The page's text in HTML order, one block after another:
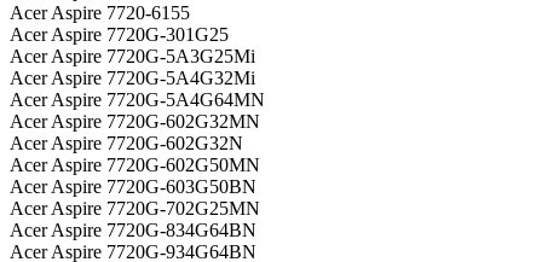
Acer Aspire 7720-6155
Acer Aspire 7720G-301G25
Acer Aspire 7720G-5A3G25Mi
Acer Aspire 7720G-5A4G32Mi
Acer Aspire 7720G-5A4G64MN
Acer Aspire 7720G-602G32MN
Acer Aspire 7720G-602G32N
Acer Aspire 7720G-602G50MN
Acer Aspire 7720G-603G50BN
Acer Aspire 7720G-702G25MN
Acer Aspire 7720G-834G64BN
Acer Aspire 7720G-934G64BN